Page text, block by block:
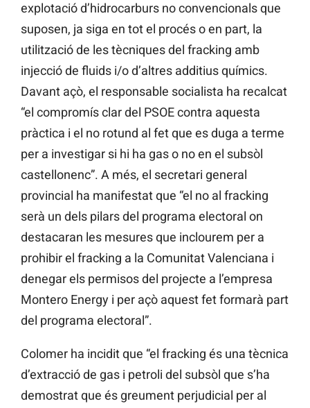
explotació d’hidrocarburs no convencionals que
suposen, ja siga en tot el procés o en part, la
utilització de les tècniques del fracking amb
injecció de fluids i/o d’altres additius químics.
Davant açò, el responsable socialista ha recalcat
“el compromís clar del PSOE contra aquesta
pràctica i el no rotund al fet que es duga a terme
per a investigar si hi ha gas o no en el subsòl
castellonenc”. A més, el secretari general
provincial ha manifestat que “el no al fracking
serà un dels pilars del programa electoral on
destacaran les mesures que inclourem per a
prohibir el fracking a la Comunitat Valenciana i
denegar els permisos del projecte a l’empresa
Montero Energy i per açò aquest fet formarà part
del programa electoral”.
Colomer ha incidit que “el fracking és una tècnica
d’extracció de gas i petroli del subsòl que s’ha
demostrat que és greument perjudicial per al